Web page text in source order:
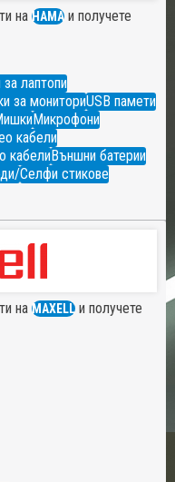
на HAMA и получете
за лаптопи
за мониториUSB памети
Микрофони
кабели
кабелиВъншни батерии
Селфи стикове
на MAXELL и получете